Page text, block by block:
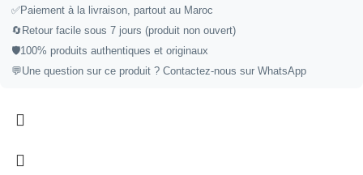
✅Paiement à la livraison, partout au Maroc
🔄 Retour facile sous 7 jours (produit non ouvert)
🛡️100% produits authentiques et originaux
💬Une question sur ce produit ? Contactez-nous sur WhatsApp